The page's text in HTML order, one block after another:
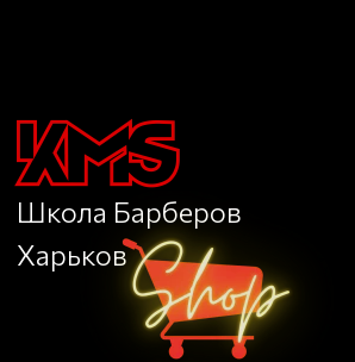
Школа Барберов
Харьков